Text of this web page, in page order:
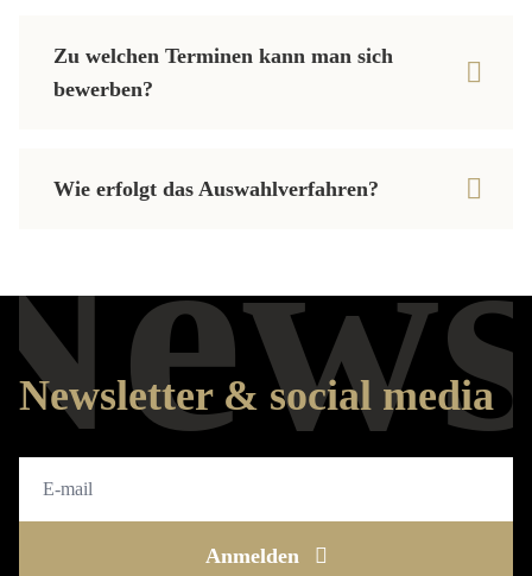
Zu welchen Terminen kann man sich
bewerben?
Wie erfolgt das Auswahlverfahren?
Newsletter & social media
Anmelden